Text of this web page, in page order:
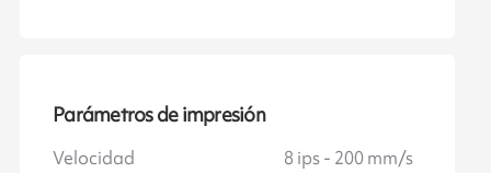
Parámetros de impresión
Velocidad
8 ips - 200 mm/s